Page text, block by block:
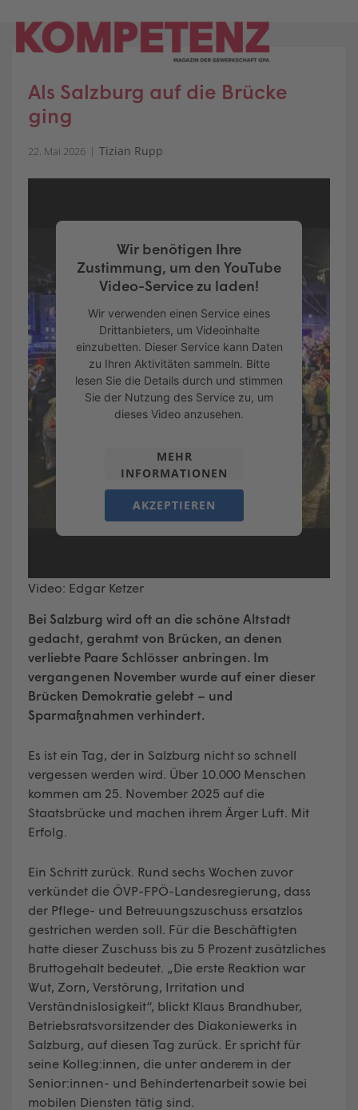
content
Als Salzburg auf die Brücke
ging
22. Mai 2026 Tizian Rupp
Wir benötigen Ihre
Zustimmung, um den YouTube
Video-Service zu laden!
Wir verwenden einen Service eines
Drittanbieters, um Videoinhalte
einzubetten. Dieser Service kann Daten
zu Ihren Aktivitäten sammeln. Bitte
lesen Sie die Details durch und stimmen
Sie der Nutzung des Service zu, um
dieses Video anzusehen.
MEHR
INFORMATIONEN
AKZEPTIEREN
Video: Edgar Ketzer
Bei Salzburg wird oft an die schöne Altstadt
gedacht, gerahmt von Brücken, an denen
verliebte Paare Schlösser anbringen. Im
vergangenen November wurde auf einer dieser
Brücken Demokratie gelebt – und
Sparmaßnahmen verhindert.
Es ist ein Tag, der in Salzburg nicht so schnell
vergessen werden wird. Über 10.000 Menschen
kommen am 25. November 2025 auf die
Staatsbrücke und machen ihrem Ärger Luft. Mit
Erfolg.
Ein Schritt zurück. Rund sechs Wochen zuvor
verkündet die ÖVP-FPÖ-Landesregierung, dass
der Pflege- und Betreuungszuschuss ersatzlos
gestrichen werden soll. Für die Beschäftigten
hatte dieser Zuschuss bis zu 5 Prozent zusätzliches
Bruttogehalt bedeutet. „Die erste Reaktion war
Wut, Zorn, Verstörung, Irritation und
Verständnislosigkeit“, blickt Klaus Brandhuber,
Betriebsratsvorsitzender des Diakoniewerks in
Salzburg, auf diesen Tag zurück. Er spricht für
seine Kolleg:innen, die unter anderem in der
Senior:innen- und Behindertenarbeit sowie bei
mobilen Diensten tätig sind.